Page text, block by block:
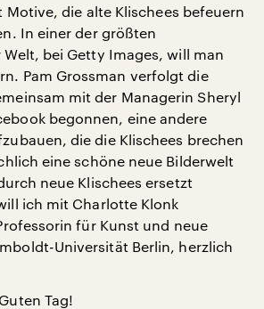
Motive, die alte Klischees befeuern
In einer der größten
bei Getty Images, will man
Pam Grossman verfolgt die
mit der Managerin Sheryl
begonnen, eine andere
die die Klischees brechen
eine schöne neue Bilderwelt
neue Klischees ersetzt
ich mit Charlotte Klonk
für Kunst und neue
Universität Berlin, herzlich
Guten Tag!